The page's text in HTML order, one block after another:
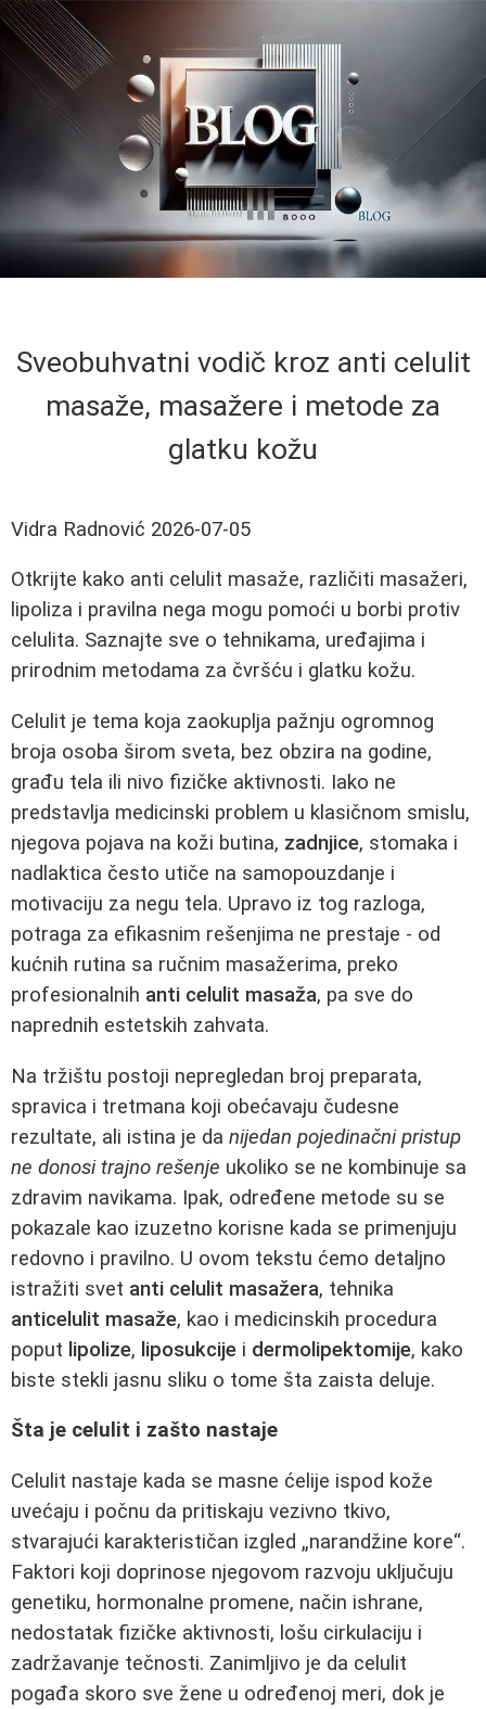
Sveobuhvatni vodič kroz anti celulit
masaže, masažere i metode za
glatku kožu
Vidra Radnović 2026-07-05
Otkrijte kako anti celulit masaže, različiti masažeri,
lipoliza i pravilna nega mogu pomoći u borbi protiv
celulita. Saznajte sve o tehnikama, uređajima i
prirodnim metodama za čvršću i glatku kožu.
Celulit je tema koja zaokuplja pažnju ogromnog
broja osoba širom sveta, bez obzira na godine,
građu tela ili nivo fizičke aktivnosti. Iako ne
predstavlja medicinski problem u klasičnom smislu,
njegova pojava na koži butina, zadnjice, stomaka i
nadlaktica često utiče na samopouzdanje i
motivaciju za negu tela. Upravo iz tog razloga,
potraga za efikasnim rešenjima ne prestaje - od
kućnih rutina sa ručnim masažerima, preko
profesionalnih anti celulit masaža, pa sve do
naprednih estetskih zahvata.
Na tržištu postoji nepregledan broj preparata,
spravica i tretmana koji obećavaju čudesne
rezultate, ali istina je da nijedan pojedinačni pristup
ne donosi trajno rešenje ukoliko se ne kombinuje sa
zdravim navikama. Ipak, određene metode su se
pokazale kao izuzetno korisne kada se primenjuju
redovno i pravilno. U ovom tekstu ćemo detaljno
istražiti svet anti celulit masažera, tehnika
anticelulit masaže, kao i medicinskih procedura
poput lipolize, liposukcije i dermolipektomije, kako
biste stekli jasnu sliku o tome šta zaista deluje.
Šta je celulit i zašto nastaje
Celulit nastaje kada se masne ćelije ispod kože
uvećaju i počnu da pritiskaju vezivno tkivo,
stvarajući karakterističan izgled „narandžine kore“.
Faktori koji doprinose njegovom razvoju uključuju
genetiku, hormonalne promene, način ishrane,
nedostatak fizičke aktivnosti, lošu cirkulaciju i
zadržavanje tečnosti. Zanimljivo je da celulit
pogađa skoro sve žene u određenoj meri, dok je